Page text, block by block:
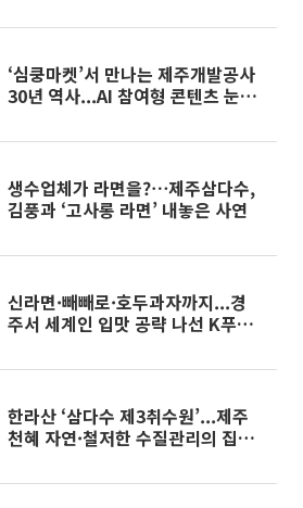
‘심쿵마켓’서 만나는 제주개발공사
30년 역사...AI 참여형 콘텐츠 눈길
생수업체가 라면을?⋯제주삼다수,
김풍과 ‘고사롱 라면’ 내놓은 사연
신라면·빼빼로·호두과자까지...경
주서 세계인 입맛 공략 나선 K푸드
한라산 ‘삼다수 제3취수원’...제주
천혜 자연·철저한 수질관리의 집결